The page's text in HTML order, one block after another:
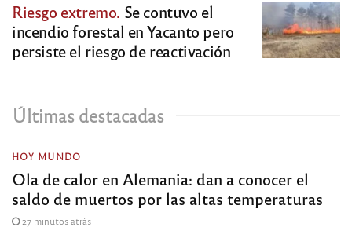
Riesgo extremo. Se contuvo el
incendio forestal en Yacanto pero
persiste el riesgo de reactivación
Últimas destacadas
HOY MUNDO
Ola de calor en Alemania: dan a conocer el
saldo de muertos por las altas temperaturas
27 minutos atrás